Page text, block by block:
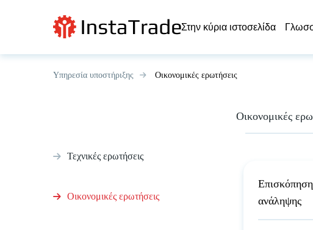
Στην κύρια ιστοσελίδα
Υπηρεσία υποστήριξης Οικονομικές ερωτήσεις
Τεχνικές ερωτήσεις
Οικονομικές ερωτήσεις
Οικονομικές
ανάληψης